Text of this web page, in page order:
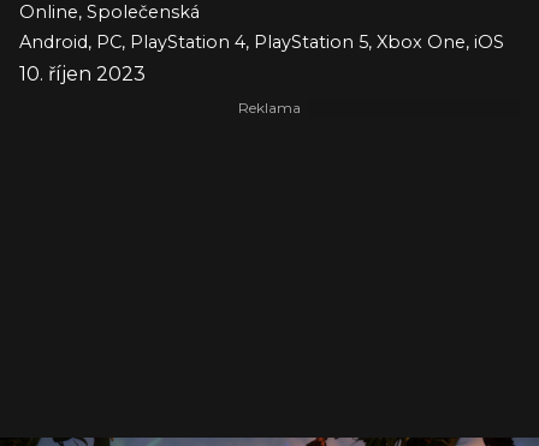
Online, Společenská
Android, PC, PlayStation 4, PlayStation 5, Xbox One, iOS
10. říjen 2023